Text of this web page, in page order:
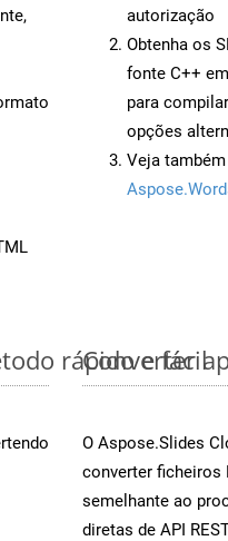
autorização
Obtenha os
fonte C++ em
para
opções
Veja
rápido e fácil
Converter
O Aspose.Slides
converter ficheiros
semelhante ao
diretas de API